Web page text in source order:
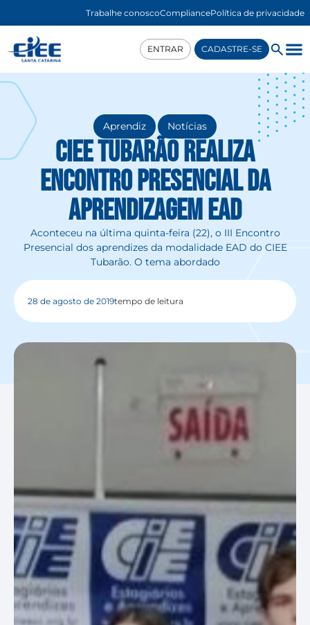
Trabalhe conoscoCompliancePolítica de privacidade
ENTRAR CADASTRE-SE
Aprendiz , Notícias
CIEE Tubarão realiza
Encontro Presencial da
aprendizagem EAD
Aconteceu na última quinta-feira (22), o III Encontro
Presencial dos aprendizes da modalidade EAD do CIEE
Tubarão. O tema abordado
28 de agosto de 2019tempo de leitura